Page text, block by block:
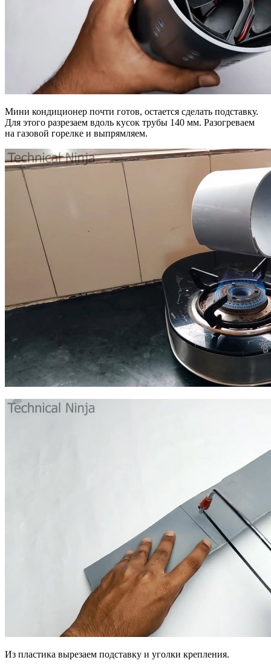
Мини кондиционер почти готов, остается сделать подставку.
Для этого разрезаем вдоль кусок трубы 140 мм. Разогреваем
на газовой горелке и выпрямляем.
Из пластика вырезаем подставку и уголки крепления.